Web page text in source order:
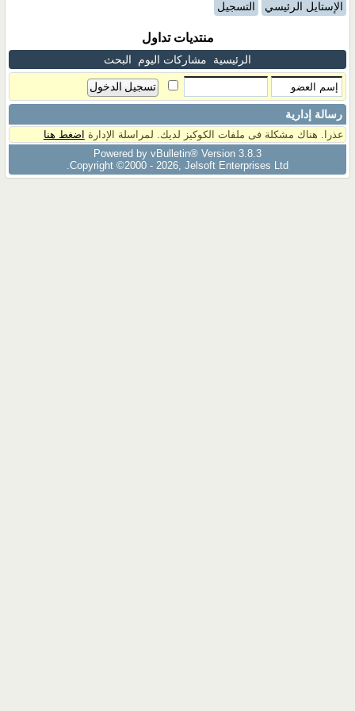
الإستايل الرئيسي التسجيل
منتديات تداول
الرئيسية مشاركات اليوم البحث
رسالة إدارية
عذرا. هناك مشكلة فى ملفات الكوكيز لديك. لمراسلة الإدارة اضغط هنا
Powered by vBulletin® Version 3.8.3
Copyright ©2000 - 2026, Jelsoft Enterprises Ltd.